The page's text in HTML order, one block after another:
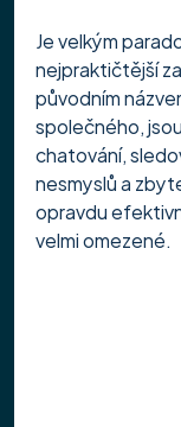
Je velkým
nejpraktičtější
původním
společného,
chatování,
nesmyslů a
opravdu
velmi omezené.